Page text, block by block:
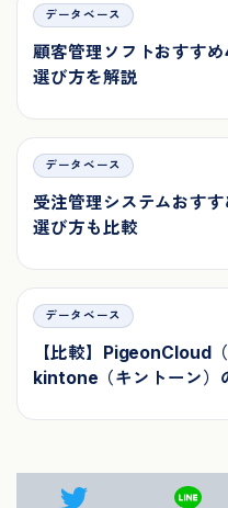
データベース
顧客管理ソフトおすす
選び方を解説
データベース
受注管理システムおす
選び方も比較
データベース
【比較】PigeonCloud
kintone（キントーン）